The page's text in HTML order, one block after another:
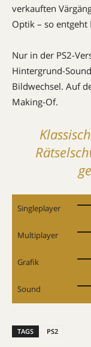
verkauften
Optik – so entgeht
Nur in der PS2-
Hintergrund-
Bildwechsel. Auf
Making-Of.
Singleplayer
Multiplayer
Grafik
Sound
TAGS PS2